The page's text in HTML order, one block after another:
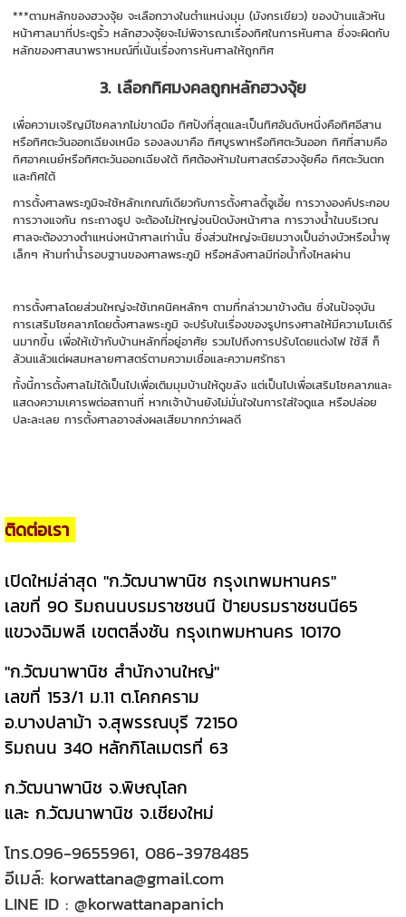
***ตามหลักของฮวงจุ้ย จะเลือกวางในตำแหน่งมุม (มังกรเขียว) ของบ้านแล้วหัน
หน้าศาลมาที่ประตูรั้ว หลักฮวงจุ้ยจะไม่พิจารณาเรื่องทิศในการหันศาล ซึ่งจะผิดกับ
หลักของศาสนาพราหมณ์ที่เน้นเรื่องการหันศาลให้ถูกทิศ
3. เลือกทิศมงคลถูกหลักฮวงจุ้ย
เพื่อความเจริญมีโชคลาภไม่ขาดมือ ทิศปังที่สุดและเป็นทิศอันดับหนึ่งคือทิศอีสาน
หรือทิศตะวันออกเฉียงเหนือ รองลงมาคือ ทิศบูรพาหรือทิศตะวันออก ทิศที่สามคือ
ทิศอาคเนย์หรือทิศตะวันออกเฉียงใต้ ทิศต้องห้ามในศาสตร์ฮวงจุ้ยคือ ทิศตะวันตก
และทิศใต้
การตั้งศาลพระภูมิจะใช้หลักเกณฑ์เดียวกับการตั้งศาลตี้จูเอี้ย การวางองค์ประกอบ
การวางแจกัน กระถางธูป จะต้องไม่ใหญ่จนปิดบังหน้าศาล การวางน้ำในบริเวณ
ศาลจะต้องวางตำแหน่งหน้าศาลเท่านั้น ซึ่งส่วนใหญ่จะนิยมวางเป็นอ่างบัวหรือน้ำพุ
เล็กๆ ห้ามทำน้ำรอบฐานของศาลพระภูมิ หรือหลังศาลมีท่อน้ำทิ้งไหลผ่าน
การตั้งศาลโดยส่วนใหญ่จะใช้เทคนิคหลักๆ ตามที่กล่าวมาข้างต้น ซึ่งในปัจจุบัน
การเสริมโชคลาภโดยตั้งศาลพระภูมิ จะปรับในเรื่องของรูปทรงศาลให้มีความโมเดิร์
นมากขึ้น เพื่อให้เข้ากับบ้านหลักที่อยู่อาศัย รวมไปถึงการปรับโดยแต่งไฟ ใช้สี ก็
ล้วนแล้วแต่ผสมหลายศาสตร์ตามความเชื่อและความศรัทธา
ทั้งนี้การตั้งศาลไม่ได้เป็นไปเพื่อเติมมุมบ้านให้ดูขลัง แต่เป็นไปเพื่อเสริมโชคลาภและ
แสดงความเคารพต่อสถานที่ หากเจ้าบ้านยังไม่มั่นใจในการใส่ใจดูแล หรือปล่อย
ปละละเลย การตั้งศาลอาจส่งผลเสียมากกว่าผลดี
ติดต่อเรา
เปิดใหม่ล่าสุด "ก.วัฒนาพานิช กรุงเทพมหานคร"
เลขที่ 90 ริมถนนบรมราชชนนี ป้ายบรมราชชนนี65
แขวงฉิมพลี เขตตลิ่งชัน กรุงเทพมหานคร 10170
"ก.วัฒนาพานิช สำนักงานใหญ่"
เลขที่ 153/1 ม.11 ต.โคกคราม
อ.บางปลาม้า จ.สุพรรณบุรี 72150
ริมถนน 340 หลักกิโลเมตรที่ 63
ก.วัฒนาพานิช จ.พิษณุโลก
และ ก.วัฒนาพานิช จ.เชียงใหม่
โทร.096-9655961, 086-3978485
อีเมล์: korwattana@gmail.com
LINE ID : @korwattanapanich